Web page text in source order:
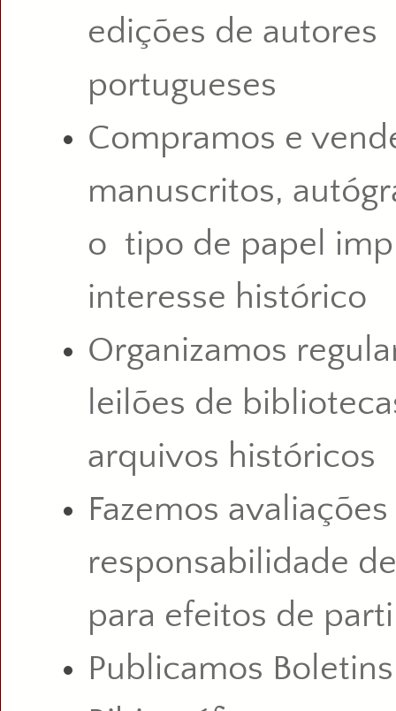
edições de autores
portugueses
Compramos e
manuscritos,
o tipo de papel
interesse histórico
Organizamos
leilões de
arquivos históricos
Fazemos
responsabilidade
para efeitos de
Publicamos Boletins